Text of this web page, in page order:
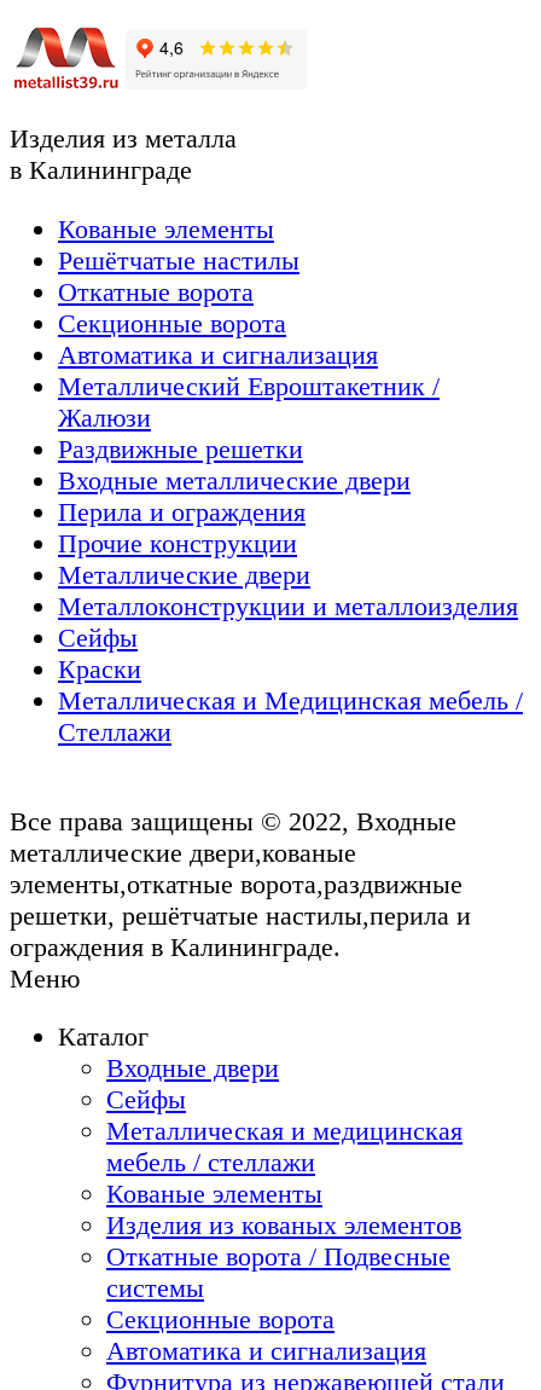
Изделия из металла
в Калининграде
Кованые элементы
Решётчатые настилы
Откатные ворота
Секционные ворота
Автоматика и сигнализация
Металлический Евроштакетник /
Жалюзи
Раздвижные решетки
Входные металлические двери
Перила и ограждения
Прочие конструкции
Металлические двери
Металлоконструкции и металлоизделия
Сейфы
Краски
Металлическая и Медицинская мебель /
Стеллажи
Все права защищены © 2022, Входные
металлические двери,кованые
элементы,откатные ворота,раздвижные
решетки, решётчатые настилы,перила и
ограждения в Калининграде.
Меню
Каталог
Входные двери
Сейфы
Металлическая и медицинская
мебель / стеллажи
Кованые элементы
Изделия из кованых элементов
Откатные ворота / Подвесные
системы
Секционные ворота
Автоматика и сигнализация
Фурнитура из нержавеющей стали